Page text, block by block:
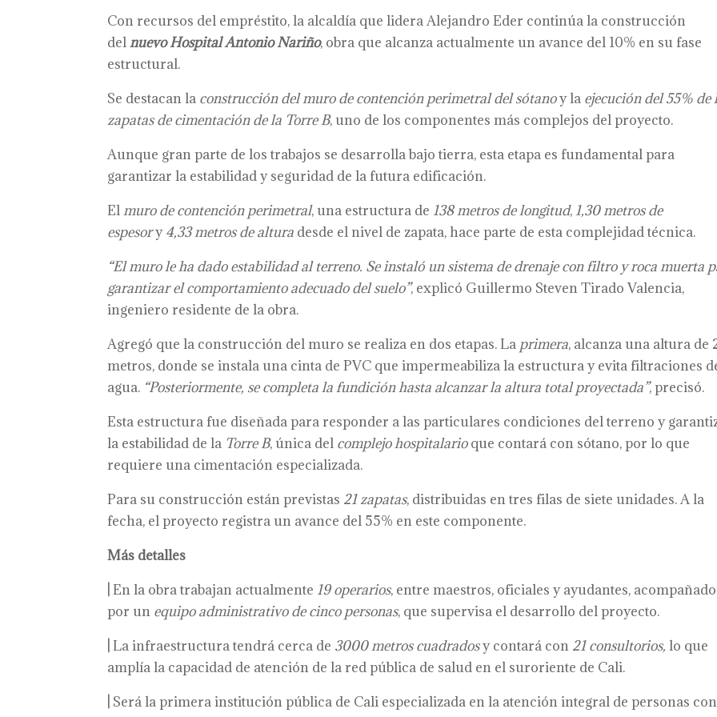
Con recursos del empréstito, la alcaldía que lidera Alejandro Eder continúa la construcción
delnuevo Hospital Antonio Nariño, obra que alcanza actualmente un avance del 10% en su fase
estructural.
Se destacan la construcción del muro de contención perimetral del sótanoy la ejecución del 55% de
zapatas de cimentación de la Torre B, uno de los componentes más complejos del proyecto.
Aunque gran parte de los trabajos se desarrolla bajo tierra, esta etapa es fundamental para
garantizar la estabilidad y seguridad de la futura edificación.
Elmuro de contención perimetral, una estructura de 138 metros de longitud, 1,30 metros de
espesory4,33 metros de altura desde el nivel de zapata, hace parte de esta complejidad técnica.
“El muro le ha dado estabilidad al terreno. Se instaló un sistema de drenaje con filtro y roca muerta
garantizar el comportamiento adecuado del suelo”, explicó Guillermo Steven Tirado Valencia,
ingeniero residente de la obra.
Agregó que la construcción del muro se realiza en dos etapas. La primera, alcanza una altura de
metros, donde se instala una cinta de PVC que impermeabiliza la estructura y evita filtraciones
agua. “Posteriormente, se completa la fundición hasta alcanzar la altura total proyectada”, precisó.
Esta estructura fue diseñada para responder a las particulares condiciones del terreno y
la estabilidad de la Torre B, única del complejo hospitalarioque contará con sótano, por lo que
requiere una cimentación especializada.
Para su construcción están previstas 21 zapatas, distribuidas en tres filas de siete unidades. A la
fecha, el proyecto registra un avance del 55% en este componente.
Más detalles
En la obra trabajan actualmente 19 operarios, entre maestros, oficiales y ayudantes,
por un equipo administrativo de cinco personas, que supervisa el desarrollo del proyecto.
La infraestructura tendrá cerca de 3000 metros cuadradosy contará con 21 consultorios, lo que
amplía la capacidad de atención de la red pública de salud en el suroriente de Cali.
Será la primera institución pública de Cali especializada en la atención integral de personas con